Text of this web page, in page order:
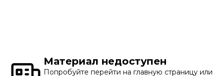
Материал недоступен
Попробуйте перейти на главную страницу или